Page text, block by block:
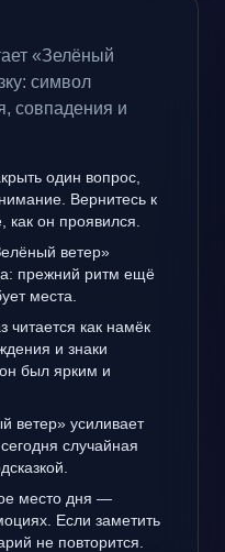
«Зелёный
символ
совпадения и
один вопрос,
Вернитесь к
как он проявился.
ветер»
прежний ритм ещё
места.
читается как намёк
и знаки
был ярким и
ветер» усиливает
случайная
место дня —
Если заметить
не повторится.